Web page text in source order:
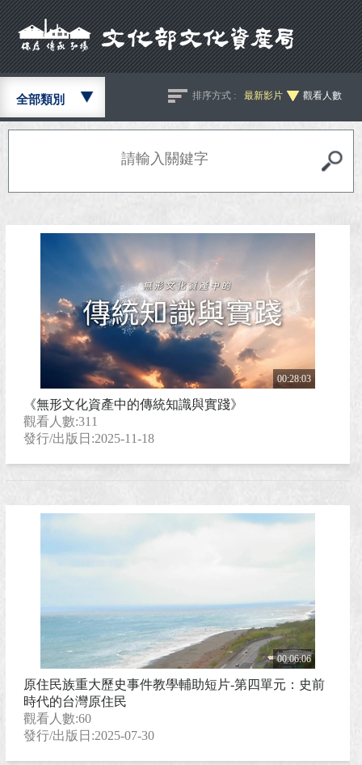
全部類別
紀錄影片
綜合(其他)
邁向和解之路：原住民族藝術文化展演與轉型正
義全紀錄
原住民族重大歷史事件教學輔助短片
文化資產母語影音
地名母語影音
排序方式 : 最新影片 觀看人數
00:28:03
《無形文化資產中的傳統知識與實踐》
觀看人數:311
發行/出版日:2025-11-18
00:06:06
原住民族重大歷史事件教學輔助短片-第四單元：史前
時代的台灣原住民
觀看人數:60
發行/出版日:2025-07-30